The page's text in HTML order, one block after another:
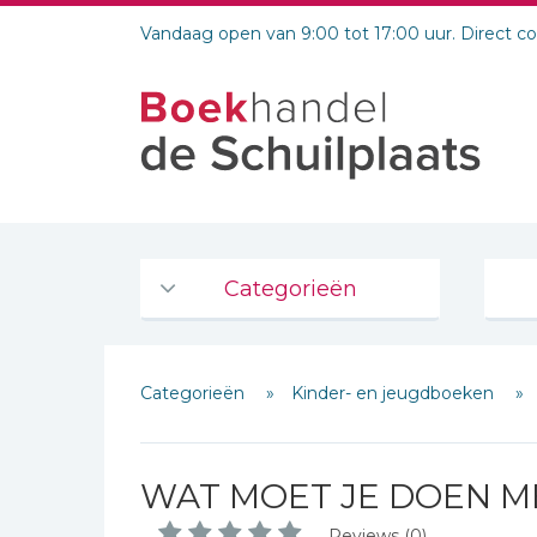
Vandaag open van 9:00 tot 17:00 uur. Direct
Categorieën
De Bijbel
Bijbelse Dagboeken 2026
Bijbelstudie groepen
Categorieën Kinder- en jeugdboeken
WAT MOET JE DOEN